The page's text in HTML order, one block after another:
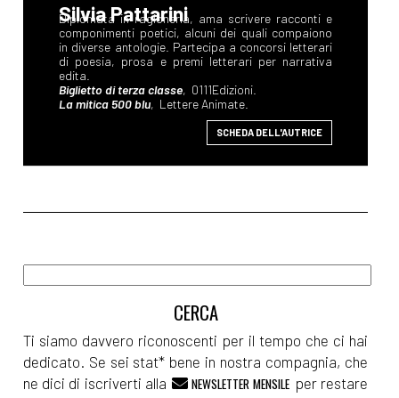
Silvia Pattarini
Diplomata in ragioneria, ama scrivere racconti e
componimenti poetici, alcuni dei quali compaiono
in diverse antologie. Partecipa a concorsi letterari
di poesia, prosa e premi letterari per narrativa
edita.
Biglietto di terza classe, 0111Edizioni.
La mitica 500 blu, Lettere Animate.
SCHEDA DELL'AUTRICE
Ti siamo davvero riconoscenti per il tempo che ci hai
dedicato. Se sei stat* bene in nostra compagnia, che
ne dici di iscriverti alla
NEWSLETTER MENSILE per restare